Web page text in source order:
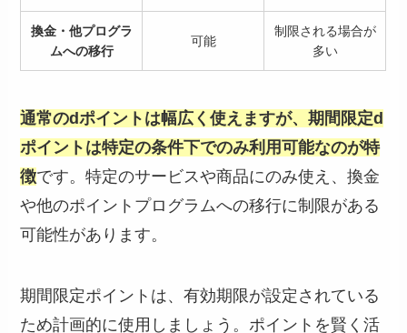
換金・他プログラ
ムへの移行
可能
制限される場合が
多い
通常のdポイントは幅広く使えますが、期間限定d
ポイントは特定の条件下でのみ利用可能なのが特
徴です。特定のサービスや商品にのみ使え、換金
や他のポイントプログラムへの移行に制限がある
可能性があります。
期間限定ポイントは、有効期限が設定されている
ため計画的に使用しましょう。ポイントを賢く活